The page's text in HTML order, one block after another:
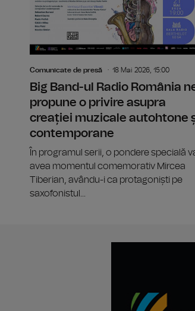
Comunicate de presă 18 Mai 2026, 15:00
Big Band-ul Radio România
propune o privire asupra
creației muzicale autohtone
contemporane
În programul serii, o pondere specială
avea momentul comemorativ Mircea
Tiberian, avându-i ca protagoniști pe
saxofonistul...